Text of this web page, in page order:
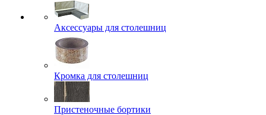
Аксессуары для столешниц
Кромка для столешниц
Пристеночные бортики